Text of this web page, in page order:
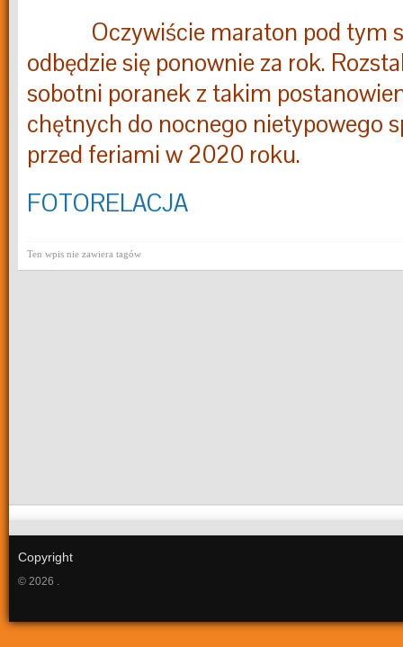
Oczywiście maraton pod tym
odbędzie się ponownie za rok.
sobotni poranek z takim
chętnych do nocnego nietypowego
przed feriami w 2020 roku.
FOTORELACJA
Ten wpis nie zawiera tagów
Copyright
© 2026 .